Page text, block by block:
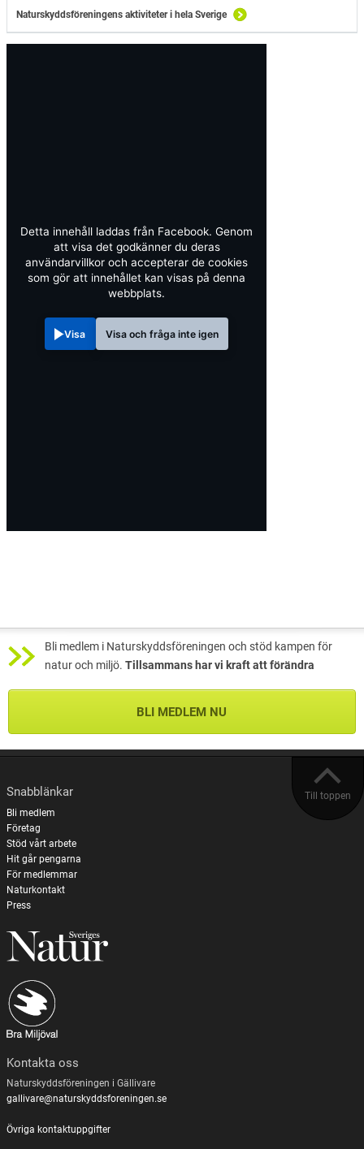
Naturskyddsföreningens aktiviteter i hela Sverige
Detta innehåll laddas från Facebook. Genom
att visa det godkänner du deras
användarvillkor och accepterar de cookies
som gör att innehållet kan visas på denna
webbplats.
Visa Visa och fråga inte igen
Bli medlem i Naturskyddsföreningen och stöd kampen för
natur och miljö. Tillsammans har vi kraft att förändra
BLI MEDLEM NU
Till toppen
Snabblänkar
Bli medlem
Företag
Stöd vårt arbete
Hit går pengarna
För medlemmar
Naturkontakt
Press
Kontakta oss
Naturskyddsföreningen i Gällivare
gallivare@naturskyddsforeningen.se
Övriga kontaktuppgifter